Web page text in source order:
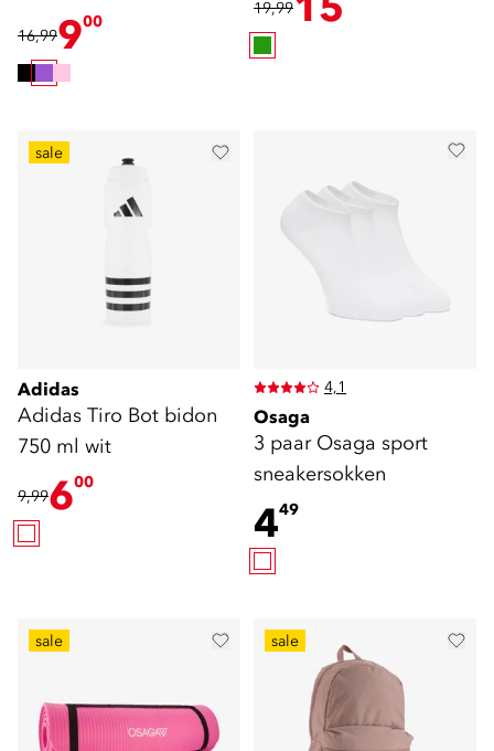
16,99900
19,99
sale
Adidas
Adidas Tiro Bot bidon
750 ml wit
9,99600
4,1
Osaga
3 paar Osaga sport
sneakersokken
449
sale sale